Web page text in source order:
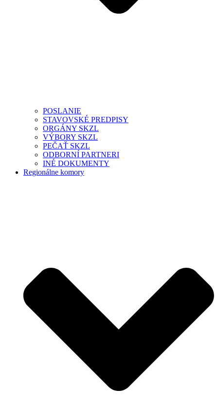
POSLANIE
STAVOVSKÉ PREDPISY
ORGÁNY SKZL
VÝBORY SKZL
PEČAŤ SKZL
ODBORNÍ PARTNERI
INÉ DOKUMENTY
Regionálne komory